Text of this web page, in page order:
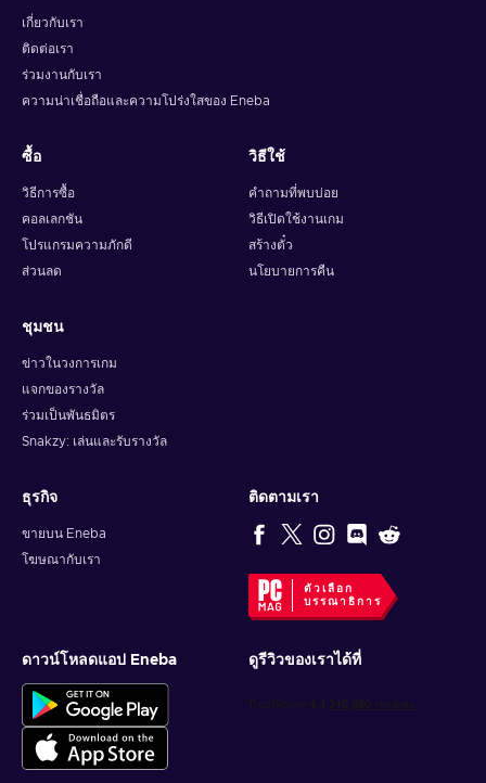
ตัวเลือกของคุณ ภารกิจแต่ละภารกิจในแคมเปญมีเส้นทางต่างๆ
การเคลื่อนไหวแบบใหม่
ลืมข้อจำกัดของ FPS แบบดั้งเดิมไปได้เลยด้วยการเคลื่อนไหว
ทิศทางใดก็ได้ สร้างสถานการณ์การต่อสู้ที่ลื่นไหลและมีชีวิตชีวา
เพื่อเอาชนะและใช้อาวุธได้เหนือกว่าศัตรู
โหมดผู้เล่นหลายคนของ CoD
เข้าร่วมการต่อสู้ที่ดุเดือดบนแผนที่ใหม่ 16 แผนที่ โดยมีแผนที่
ความก้าวหน้าที่คุ้มค่ายิ่งขึ้น ด้วยอาวุธ อุปกรณ์ และตัวดำเนิน
การใหม่ ผู้เล่นหลายคนใน Black Ops 6 จึงดื่มด่ำและแข่งขันได้
ซอมบี้แบบ Round-Based
เตรียมพร้อมสำหรับการประลองซอมบี้สุดขีดด้วยการกลับมา
2 แผนที่เมื่อเปิดตัว พร้อมเนื้อหาเพิ่มเติมที่จะตามมา ร่วมทีมกับ
รอบก่อน ๆ
Black Ops 6 ได้รับการปรับให้เหมาะสมสำหรับประสบการณ์
รุ่นถัดไป รองรับ 4K Ultra HD, High Dynamic Range (HDR)
และเฟรมเรตสูงสุด 120 เฟรมต่อวินาที สัมผัสกับภาพและการตอบ
สนองที่ไม่มีใครเทียบได้ ทำให้โลกของ Black Ops มีชีวิตชีวา
อย่างที่ไม่เคยมีมาก่อน
ราคา Call of Duty Black Ops 6 – Vault Edition ถูก
ซื้อคีย์ Call of Duty Black Ops 6 – Vault Edition
เกี่ยวกับเรา
ติดต่อเรา
ร่วมงานกับเรา
ความน่าเชื่อถือและความโปร่งใสของ Eneba
ซื้อ
วิธีการซื้อ
คอลเลกชัน
โปรแกรมความภักดี
ส่วนลด
วิธีใช้
คำถามที่พบบ่อย
วิธีเปิดใช้งานเกม
สร้างตั๋ว
นโยบายการคืน
ชุมชน
ข่าวในวงการเกม
แจกของรางวัล
ร่วมเป็นพันธมิตร
Snakzy: เล่นและรับรางวัล
ธุรกิจ
ขายบน Eneba
โฆษณากับเรา
ติดตามเรา
ตัวเลือก
บรรณาธิการ
ดาวน์โหลดแอป Eneba ดูรีวิวของเราได้ที่